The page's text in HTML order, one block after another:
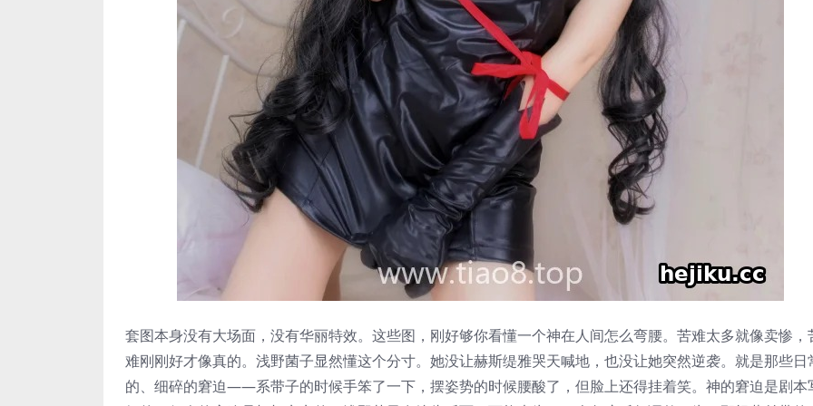
套图本身没有大场面，没有华丽特效。这些图，刚好够你看懂一个神在人间怎么弯腰。苦难太多就像卖惨，
难刚刚好才像真的。浅野菌子显然懂这个分寸。她没让赫斯缇雅哭天喊地，也没让她突然逆袭。就是那些日
的、细碎的窘迫——系带子的时候手笨了一下，摆姿势的时候腰酸了，但脸上还得挂着笑。神的窘迫是剧本